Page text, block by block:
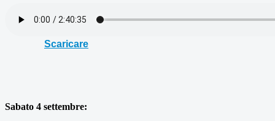
Scaricare
Sabato 4 settembre: